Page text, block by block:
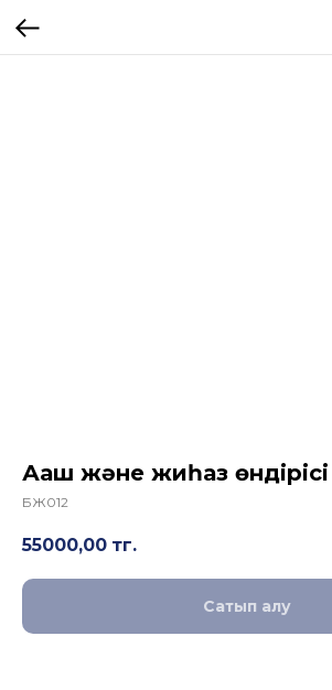
Ағаш және жиһаз
БЖ012
55000,00 тг.
Сатып алу